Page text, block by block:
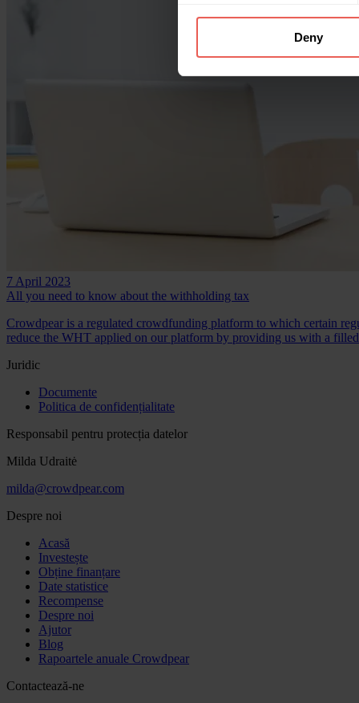
Deny
7 April 2023
All you need to know about the withholding tax
Crowdpear is a regulated crowdfunding platform to which certain
reduce the WHT applied on our platform by providing us with a
Juridic
Documente
Politica de confidențialitate
Responsabil pentru protecția datelor
Milda Udraitė
milda@crowdpear.com
Despre noi
Acasă
Investește
Obține finanțare
Date statistice
Recompense
Despre noi
Ajutor
Blog
Rapoartele anuale Crowdpear
Contactează-ne